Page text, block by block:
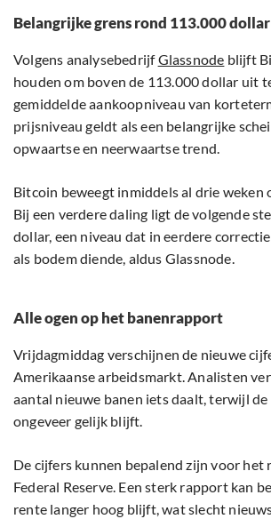
Belangrijke grens rond 113.000 dollar
Volgens analysebedrijfGlassnode blijft
houden om boven de 113.000 dollar uit
gemiddelde aankoopniveau van
prijsniveau geldt als een belangrijke
opwaartse en neerwaartse trend.
Bitcoin beweegt inmiddels al drie weken
Bij een verdere daling ligt de volgende
dollar, een niveau dat in eerdere
als bodem diende, aldus Glassnode.
Alle ogen op het banenrapport
Vrijdagmiddag verschijnen de nieuwe
Amerikaanse arbeidsmarkt. Analisten
aantal nieuwe banen iets daalt, terwijl
ongeveer gelijk blijft.
De cijfers kunnen bepalend zijn voor het
Federal Reserve. Een sterk rapport kan
rente langer hoog blijft, wat slecht